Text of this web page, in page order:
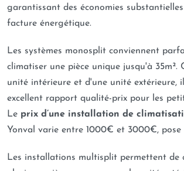
garantissant des économies
facture énergétique.
Les systèmes monosplit conviennent
climatiser une pièce unique jusqu'à 35m².
unité intérieure et d'une unité extérieure,
excellent rapport qualité-prix pour les
Le prix d’une installation de
Yonval varie entre 1000€ et 3000€, pose
Les installations multisplit permettent de